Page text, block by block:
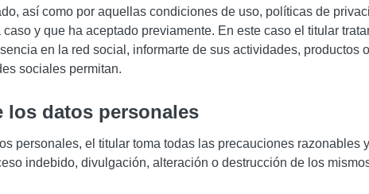
así como por aquellas condiciones de uso, políticas de
y que ha aceptado previamente. En este caso el titular
en la red social, informarte de sus actividades,
sociales permitan.
los datos personales
personales, el titular toma todas las precauciones
indebido, divulgación, alteración o destrucción de los